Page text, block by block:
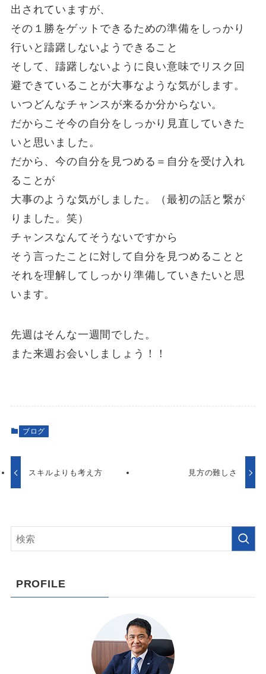
出されていますが、
その１勝をゲットできるための準備をしっかり
行いと躊躇しないようできること
そして、躊躇しないように良い意味でリスク回
避できていることが大事なような気がします。
いつどんなチャンスが来るか分からない。
だからこそ今の自分をしっかり見直していきた
いと思いました。
だから、今の自分を見つめる＝自分を受け入れ
ることが
大事のような気がしました。（最初の話と繋が
りました。笑）
チャンスなんてそうないですから
そう言ったことに対して自分を見つめることと
それを理解してしっかり準備していきたいと思
います。
先週はそんな一週間でした。
また来週お会いしましょう！！
ブログ
スキルよりも考え方 見方の難しさ
PROFILE